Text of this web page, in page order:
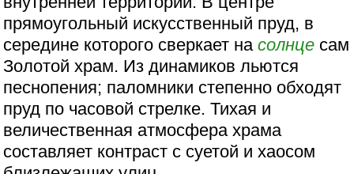
прямоугольный искусственный пруд, в
середине которого сверкает насолнце сам
Золотой храм. Из динамиков льются
песнопения; паломники степенно обходят
пруд по часовой стрелке. Тихая и
величественная атмосфера храма
составляет контраст с суетой и хаосом